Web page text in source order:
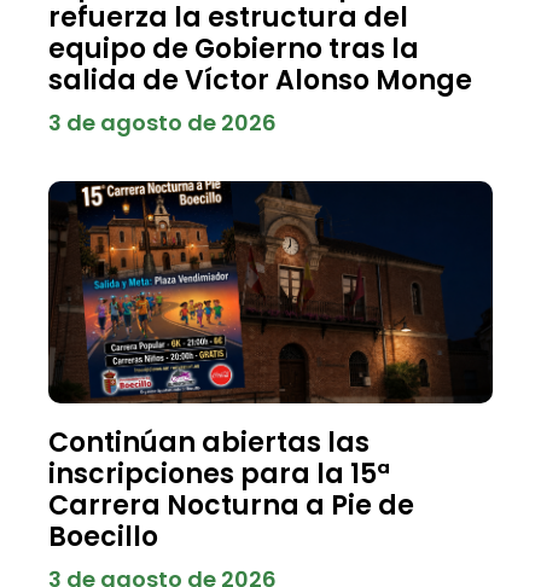
refuerza la estructura del
equipo de Gobierno tras la
salida de Víctor Alonso Monge
3 de agosto de 2026
Continúan abiertas las
inscripciones para la 15ª
Carrera Nocturna a Pie de
Boecillo
3 de agosto de 2026